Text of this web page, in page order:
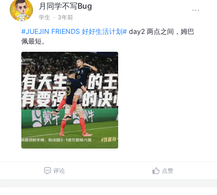
月同学不写Bug
学生 · 3年前
#JUEJIN FRIENDS 好好生活计划# day2 两点之间，姆巴
佩最短。
评论 点赞